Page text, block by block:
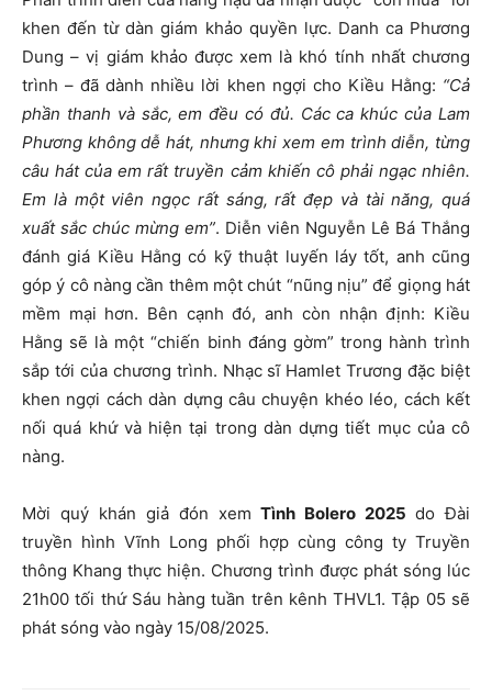
khen đến từ dàn giám khảo quyền lực. Danh ca Phương
Dung – vị giám khảo được xem là khó tính nhất chương
trình – đã dành nhiều lời khen ngợi cho Kiều Hằng: “Cả
phần thanh và sắc, em đều có đủ. Các ca khúc của Lam
Phương không dễ hát, nhưng khi xem em trình diễn, từng
câu hát của em rất truyền cảm khiến cô phải ngạc nhiên.
Em là một viên ngọc rất sáng, rất đẹp và tài năng, quá
xuất sắc chúc mừng em”. Diễn viên Nguyễn Lê Bá Thắng
đánh giá Kiều Hằng có kỹ thuật luyến láy tốt, anh cũng
góp ý cô nàng cần thêm một chút “nũng nịu” để giọng hát
mềm mại hơn. Bên cạnh đó, anh còn nhận định: Kiều
Hằng sẽ là một “chiến binh đáng gờm” trong hành trình
sắp tới của chương trình. Nhạc sĩ Hamlet Trương đặc biệt
khen ngợi cách dàn dựng câu chuyện khéo léo, cách kết
nối quá khứ và hiện tại trong dàn dựng tiết mục của cô
nàng.
Mời quý khán giả đón xemTình Bolero 2025do Đài
truyền hình Vĩnh Long phối hợp cùng công ty Truyền
thông Khang thực hiện. Chương trình được phát sóng lúc
21h00 tối thứ Sáu hàng tuần trên kênh THVL1. Tập 05 sẽ
phát sóng vào ngày 15/08/2025.